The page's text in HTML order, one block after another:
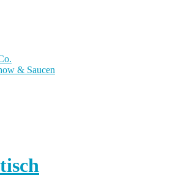
& Saucen